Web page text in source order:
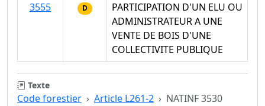
3555
D
PARTICIPATION D'UN ELU OU
ADMINISTRATEUR A UNE
VENTE DE BOIS D'UNE
COLLECTIVITE PUBLIQUE
Texte
Code forestier Article L261-2 NATINF 3530